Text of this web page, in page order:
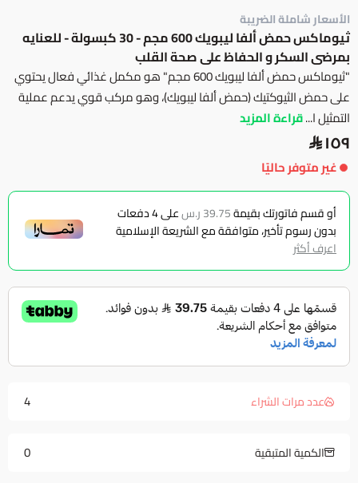
الأسعار شاملة الضريبة
ثيوماكس حمض ألفا ليبويك 600 مجم - 30 كبسولة - للعنايه
بمرضى السكر و الحفاظ على صحة القلب
"ثيوماكس حمض ألفا ليبويك 600 مجم" هو مكمل غذائي فعال يحتوي
على حمض الثيوكتيك (حمض ألفا ليبويك)، وهو مركب قوي يدعم عملية
التمثيل ا...قراءة المزيد
١٥٩
غير متوفر حاليًا
أو قسم فاتورتك بقيمة39.75 ر.س على4دفعات
بدون رسوم تأخير، متوافقة مع الشريعة الإسلامية
اعرف أكثر
عدد مرات الشراء 4
الكمية المتبقية 0